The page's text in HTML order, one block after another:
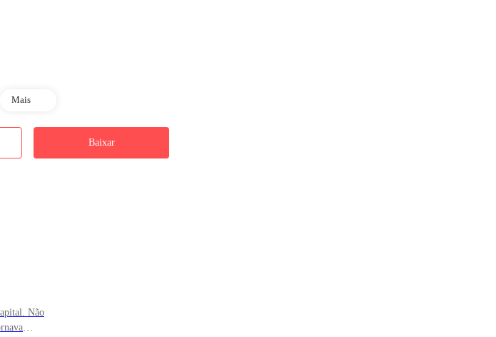
completamente embriagado.
gemidos altos e manhosos do seu parceiro. Os seus dentes mordiam com força a pele
Mais
Baixar
Não